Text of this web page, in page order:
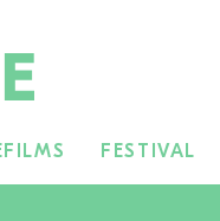
FILMS FESTIVAL